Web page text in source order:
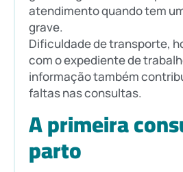
atendimento quando tem
grave.
Dificuldade de transporte,
com o expediente de
informação também
faltas nas consultas.
A primeira
parto